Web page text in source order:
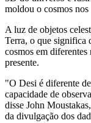
moldou o cosmos
A luz de objetos
Terra, o que significa
cosmos em diferentes
presente.
"O Desi é diferente
capacidade de
disse John
da divulgação dos